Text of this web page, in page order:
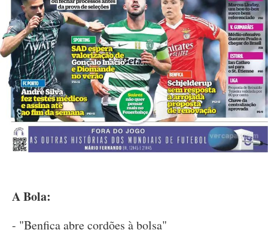
A Bola:
- "Benfica abre cordões à bolsa"